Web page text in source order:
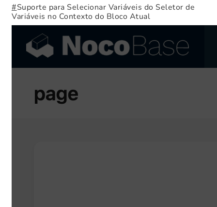
#Suporte para Selecionar Variáveis do Seletor de
Variáveis no Contexto do Bloco Atual